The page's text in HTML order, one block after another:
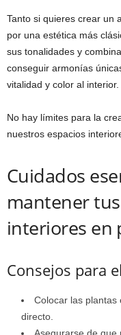
Tanto si quieres crear un
por una estética más
sus tonalidades y
conseguir armonías
vitalidad y color al interior.
No hay límites para la
nuestros espacios
Cuidados
mantener
interiores en
Consejos para
Colocar las plantas
directo.